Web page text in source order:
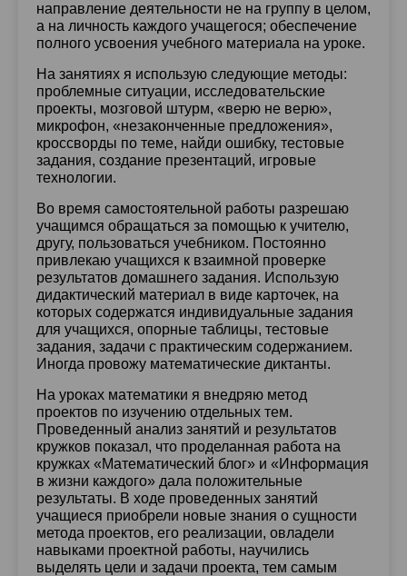
направление деятельности не на группу в целом,
а на личность каждого учащегося; обеспечение
полного усвоения учебного материала на уроке.
На занятиях я использую следующие методы:
проблемные ситуации, исследовательские
проекты, мозговой штурм, «верю не верю»,
микрофон, «незаконченные предложения»,
кроссворды по теме, найди ошибку, тестовые
задания, создание презентаций, игровые
технологии.
Во время самостоятельной работы разрешаю
учащимся обращаться за помощью к учителю,
другу, пользоваться учебником. Постоянно
привлекаю учащихся к взаимной проверке
результатов домашнего задания. Использую
дидактический материал в виде карточек, на
которых содержатся индивидуальные задания
для учащихся, опорные таблицы, тестовые
задания, задачи с практическим содержанием.
Иногда провожу математические диктанты.
На уроках математики я внедряю метод
проектов по изучению отдельных тем.
Проведенный анализ занятий и результатов
кружков показал, что проделанная работа на
кружках «Математический блог» и «Информация
в жизни каждого» дала положительные
результаты. В ходе проведенных занятий
учащиеся приобрели новые знания о сущности
метода проектов, его реализации, овладели
навыками проектной работы, научились
выделять цели и задачи проекта, тем самым